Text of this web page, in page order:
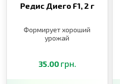
Редис Диего F1, 2 г
Формирует хороший
урожай
35.00 грн.